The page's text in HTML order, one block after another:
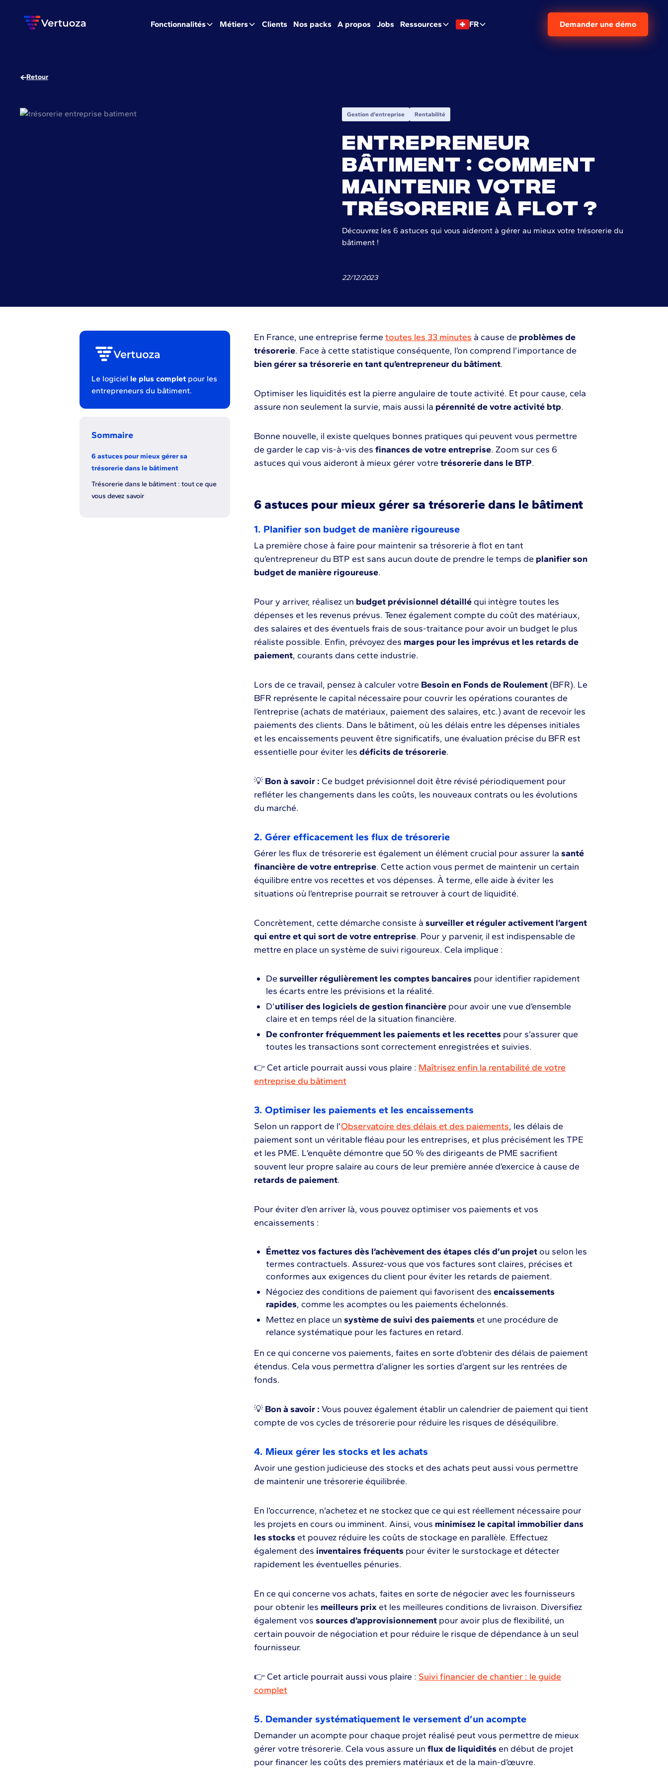
Fonctionnalités Métiers Clients Nos packs A propos Jobs Ressources FR Demander une démo
Retour
Gestion d'entreprise Rentabilité
Entrepreneur
bâtiment : comment
maintenir votre
trésorerie à flot ?
Découvrez les 6 astuces qui vous aideront à gérer au mieux votre trésorerie du
bâtiment !
22/12/2023
Le logiciel le plus complet pour les
entrepreneurs du bâtiment.
Sommaire
6 astuces pour mieux gérer sa
trésorerie dans le bâtiment
Trésorerie dans le bâtiment : tout ce que
vous devez savoir
En France, une entreprise ferme toutes les 33 minutes à cause de problèmes de
trésorerie. Face à cette statistique conséquente, l’on comprend l’importance de
bien gérer sa trésorerie en tant qu’entrepreneur du bâtiment.
Optimiser les liquidités est la pierre angulaire de toute activité. Et pour cause, cela
assure non seulement la survie, mais aussi la pérennité de votre activité btp.
Bonne nouvelle, il existe quelques bonnes pratiques qui peuvent vous permettre
de garder le cap vis-à-vis des finances de votre entreprise. Zoom sur ces 6
astuces qui vous aideront à mieux gérer votre trésorerie dans le BTP.
6 astuces pour mieux gérer sa trésorerie dans le bâtiment
1. Planifier son budget de manière rigoureuse
La première chose à faire pour maintenir sa trésorerie à flot en tant
qu’entrepreneur du BTP est sans aucun doute de prendre le temps de planifier son
budget de manière rigoureuse.
Pour y arriver, réalisez un budget prévisionnel détailléqui intègre toutes les
dépenses et les revenus prévus. Tenez également compte du coût des matériaux,
des salaires et des éventuels frais de sous-traitance pour avoir un budget le plus
réaliste possible. Enfin, prévoyez des marges pour les imprévus et les retards de
paiement, courants dans cette industrie.
Lors de ce travail, pensez à calculer votre Besoin en Fonds de Roulement (BFR). Le
BFR représente le capital nécessaire pour couvrir les opérations courantes de
l’entreprise (achats de matériaux, paiement des salaires, etc.) avant de recevoir les
paiements des clients. Dans le bâtiment, où les délais entre les dépenses initiales
et les encaissements peuvent être significatifs, une évaluation précise du BFR est
essentielle pour éviter les déficits de trésorerie.
💡 Bon à savoir : Ce budget prévisionnel doit être révisé périodiquement pour
refléter les changements dans les coûts, les nouveaux contrats ou les évolutions
du marché.
2. Gérer efficacement les flux de trésorerie
Gérer les flux de trésorerie est également un élément crucial pour assurer la santé
financière de votre entreprise. Cette action vous permet de maintenir un certain
équilibre entre vos recettes et vos dépenses. À terme, elle aide à éviter les
situations où l’entreprise pourrait se retrouver à court de liquidité.
Concrètement, cette démarche consiste à surveiller et réguler activement l’argent
qui entre et qui sort de votre entreprise. Pour y parvenir, il est indispensable de
mettre en place un système de suivi rigoureux. Cela implique :
De surveiller régulièrement les comptes bancaires pour identifier rapidement
les écarts entre les prévisions et la réalité.
D’utiliser des logiciels de gestion financièrepour avoir une vue d’ensemble
claire et en temps réel de la situation financière.
De confronter fréquemment les paiements et les recettes pour s’assurer que
toutes les transactions sont correctement enregistrées et suivies.
👉 Cet article pourrait aussi vous plaire : Maîtrisez enfin la rentabilité de votre
entreprise du bâtiment
3. Optimiser les paiements et les encaissements
Selon un rapport de l’Observatoire des délais et des paiements, les délais de
paiement sont un véritable fléau pour les entreprises, et plus précisément les TPE
et les PME. L’enquête démontre que 50 % des dirigeants de PME sacrifient
souvent leur propre salaire au cours de leur première année d’exercice à cause de
retards de paiement.
Pour éviter d’en arriver là, vous pouvez optimiser vos paiements et vos
encaissements :
Émettez vos factures dès l’achèvement des étapes clés d’un projetou selon les
termes contractuels. Assurez-vous que vos factures sont claires, précises et
conformes aux exigences du client pour éviter les retards de paiement.
Négociez des conditions de paiement qui favorisent des encaissements
rapides, comme les acomptes ou les paiements échelonnés.
Mettez en place un système de suivi des paiements et une procédure de
relance systématique pour les factures en retard.
En ce qui concerne vos paiements, faites en sorte d’obtenir des délais de paiement
étendus. Cela vous permettra d’aligner les sorties d’argent sur les rentrées de
fonds.
💡 Bon à savoir : Vous pouvez également établir un calendrier de paiement qui tient
compte de vos cycles de trésorerie pour réduire les risques de déséquilibre.
4. Mieux gérer les stocks et les achats
Avoir une gestion judicieuse des stocks et des achats peut aussi vous permettre
de maintenir une trésorerie équilibrée.
En l’occurrence, n’achetez et ne stockez que ce qui est réellement nécessaire pour
les projets en cours ou imminent. Ainsi, vous minimisez le capital immobilier dans
les stocks et pouvez réduire les coûts de stockage en parallèle. Effectuez
également des inventaires fréquents pour éviter le surstockage et détecter
rapidement les éventuelles pénuries.
En ce qui concerne vos achats, faites en sorte de négocier avec les fournisseurs
pour obtenir les meilleurs prixet les meilleures conditions de livraison. Diversifiez
également vos sources d’approvisionnementpour avoir plus de flexibilité, un
certain pouvoir de négociation et pour réduire le risque de dépendance à un seul
fournisseur.
👉 Cet article pourrait aussi vous plaire : Suivi financier de chantier : le guide
complet
5. Demander systématiquement le versement d’un acompte
Demander un acompte pour chaque projet réalisé peut vous permettre de mieux
gérer votre trésorerie. Cela vous assure un flux de liquidités en début de projet
pour financer les coûts des premiers matériaux et de la main-d’œuvre.